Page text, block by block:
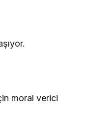
moral verici